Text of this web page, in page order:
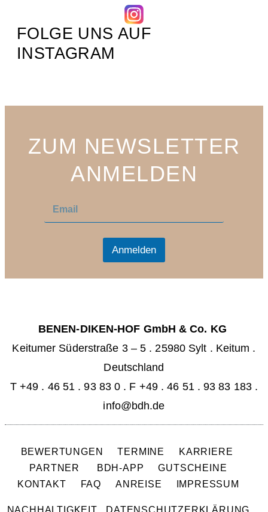
FOLGE UNS AUF
INSTAGRAM
ZUM NEWSLETTER
ANMELDEN
a
Anmelden
BENEN-DIKEN-HOF GmbH & Co. KG
Keitumer Süderstraße 3 – 5 . 25980 Sylt . Keitum .
Deutschland
T +49 . 46 51 . 93 83 0 . F +49 . 46 51 . 93 83 183 .
info@bdh.de
BEWERTUNGEN TERMINE
KARRIERE
PARTNER
BDH-APP
GUTSCHEINE
KONTAKT
FAQ ANREISE IMPRESSUM
NACHHALTIGKEIT DATENSCHUTZERKLÄRUNG